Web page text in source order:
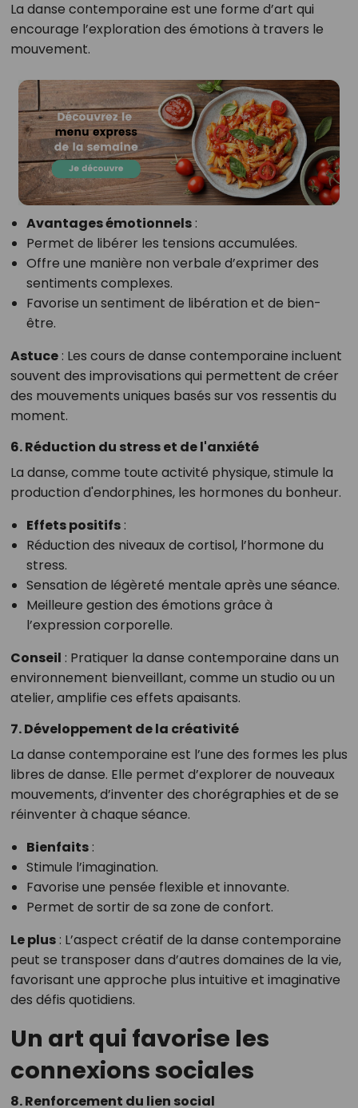
La danse contemporaine est une forme d’art qui
encourage l’exploration des émotions à travers le
mouvement.
Avantages émotionnels:
Permet de libérer les tensions accumulées.
Offre une manière non verbale d’exprimer des
sentiments complexes.
Favorise un sentiment de libération et de bien-
être.
Astuce: Les cours de danse contemporaine incluent
souvent des improvisations qui permettent de créer
des mouvements uniques basés sur vos ressentis du
moment.
6. Réduction du stress et de l'anxiété
La danse, comme toute activité physique, stimule la
production d'endorphines, les hormones du bonheur.
Effets positifs:
Réduction des niveaux de cortisol, l’hormone du
stress.
Sensation de légèreté mentale après une séance.
Meilleure gestion des émotions grâce à
l’expression corporelle.
Conseil : Pratiquer la danse contemporaine dans un
environnement bienveillant, comme un studio ou un
atelier, amplifie ces effets apaisants.
7. Développement de la créativité
La danse contemporaine est l’une des formes les plus
libres de danse. Elle permet d’explorer de nouveaux
mouvements, d’inventer des chorégraphies et de se
réinventer à chaque séance.
Bienfaits:
Stimule l’imagination.
Favorise une pensée flexible et innovante.
Permet de sortir de sa zone de confort.
Le plus: L’aspect créatif de la danse contemporaine
peut se transposer dans d’autres domaines de la vie,
favorisant une approche plus intuitive et imaginative
des défis quotidiens.
Un art qui favorise les
connexions sociales
8. Renforcement du lien social